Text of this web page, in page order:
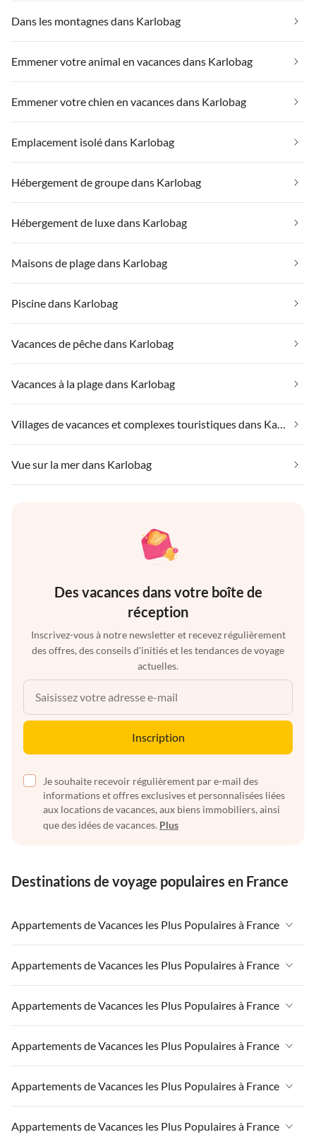
Dans les montagnes dans Karlobag
Emmener votre animal en vacances dans Karlobag
Emmener votre chien en vacances dans Karlobag
Emplacement isolé dans Karlobag
Hébergement de groupe dans Karlobag
Hébergement de luxe dans Karlobag
Maisons de plage dans Karlobag
Piscine dans Karlobag
Vacances de pêche dans Karlobag
Vacances à la plage dans Karlobag
Villages de vacances et complexes touristiques dans Karlobag
Vue sur la mer dans Karlobag
Des vacances dans votre boîte de
réception
Inscrivez-vous à notre newsletter et recevez régulièrement
des offres, des conseils d'initiés et les tendances de voyage
actuelles.
Inscription
Je souhaite recevoir régulièrement par e-mail des
informations et offres exclusives et personnalisées liées
aux locations de vacances, aux biens immobiliers, ainsi
que des idées de vacances. Plus
Destinations de voyage populaires en France
Appartements de Vacances les Plus Populaires à France
Appartements de Vacances à France
Appartements de Vacances à Paris-Ile de France
Appartements de Vacances à Paris
Appartements de Vacances à Côte atlantique
Appartements de Vacances à la Normandie
Appartements de Vacances les Plus Populaires à France
Appartements de Vacances à France
Appartements de Vacances à Paris-Ile de France
Appartements de Vacances à Paris
Appartements de Vacances à Côte atlantique
Appartements de Vacances à la Normandie
Appartements de Vacances les Plus Populaires à France
Appartements de Vacances à France
Appartements de Vacances à Paris-Ile de France
Appartements de Vacances à Paris
Appartements de Vacances les Plus Populaires à France
Appartements de Vacances à France
Appartements de Vacances à Paris-Ile de France
Appartements de Vacances à Paris
Appartements de Vacances les Plus Populaires à France
Appartements de Vacances à France
Appartements de Vacances les Plus Populaires à France